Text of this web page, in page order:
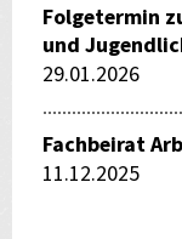
Folgetermin
und
29.01.2026
Fachbeirat
11.12.2025